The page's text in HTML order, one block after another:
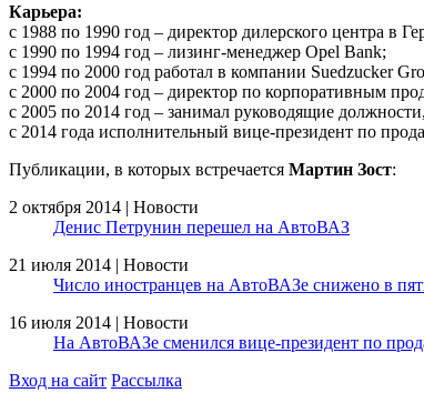
Карьера:
с 1988 по 1990 год – директор дилерского центра в
с 1990 по 1994 год – лизинг-менеджер Opel Bank;
с 1994 по 2000 год работал в компании Suedzucker
с 2000 по 2004 год – директор по корпоративным
с 2005 по 2014 год – занимал руководящие
с 2014 года исполнительный вице-президент по
Публикации, в которых встречается Мартин Зост:
2 октября 2014 | Новости
Денис Петрунин перешел на АвтоВАЗ
21 июля 2014 | Новости
Число иностранцев на АвтоВАЗе снижено в
16 июля 2014 | Новости
На АвтоВАЗе сменился вице-президент по
Вход на сайт Рассылка